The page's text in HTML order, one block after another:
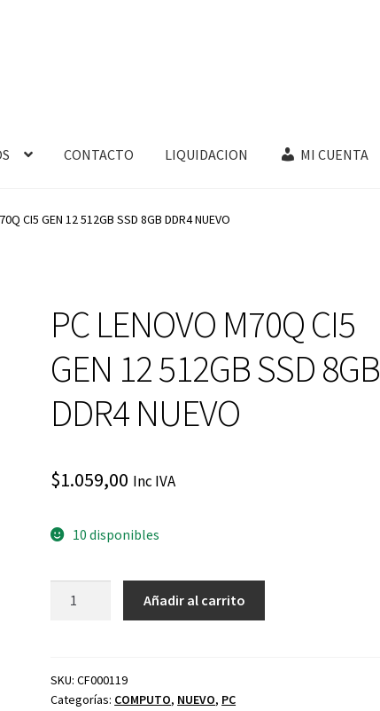
CONTACTO LIQUIDACION MI CUENTA
CI5 GEN 12 512GB SSD 8GB DDR4 NUEVO
PC LENOVO M70Q CI5
GEN 12 512GB SSD 8GB
DDR4 NUEVO
$1.059,00 Inc IVA
10 disponibles
GEN
12
Añadir al carrito
SKU:CF000119
Categorías: COMPUTO, NUEVO, PC